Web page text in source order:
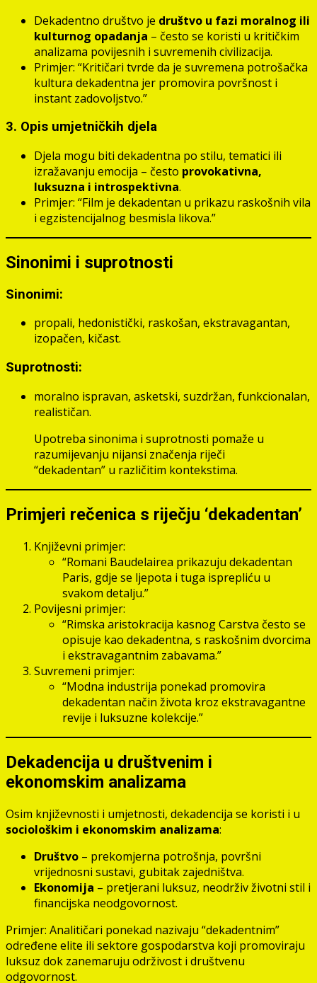
Dekadentno društvo je društvo u fazi moralnog ili
kulturnog opadanja – često se koristi u kritičkim
analizama povijesnih i suvremenih civilizacija.
Primjer: “Kritičari tvrde da je suvremena potrošačka
kultura dekadentna jer promovira površnost i
instant zadovoljstvo.”
3. Opis umjetničkih djela
Djela mogu biti dekadentna po stilu, tematici ili
izražavanju emocija – često provokativna,
luksuzna i introspektivna.
Primjer: “Film je dekadentan u prikazu raskošnih vila
i egzistencijalnog besmisla likova.”
Sinonimi i suprotnosti
Sinonimi:
propali, hedonistički, raskošan, ekstravagantan,
izopačen, kičast.
Suprotnosti:
moralno ispravan, asketski, suzdržan, funkcionalan,
realističan.
Upotreba sinonima i suprotnosti pomaže u
razumijevanju nijansi značenja riječi
“dekadentan” u različitim kontekstima.
Primjeri rečenica s riječju ‘dekadentan’
Književni primjer:
“Romani Baudelairea prikazuju dekadentan
Paris, gdje se ljepota i tuga isprepliću u
svakom detalju.”
Povijesni primjer:
“Rimska aristokracija kasnog Carstva često se
opisuje kao dekadentna, s raskošnim dvorcima
i ekstravagantnim zabavama.”
Suvremeni primjer:
“Modna industrija ponekad promovira
dekadentan način života kroz ekstravagantne
revije i luksuzne kolekcije.”
Dekadencija u društvenim i
ekonomskim analizama
Osim književnosti i umjetnosti, dekadencija se koristi i u
sociološkim i ekonomskim analizama:
Društvo – prekomjerna potrošnja, površni
vrijednosni sustavi, gubitak zajedništva.
Ekonomija – pretjerani luksuz, neodrživ životni stil i
financijska neodgovornost.
Primjer: Analitičari ponekad nazivaju “dekadentnim”
određene elite ili sektore gospodarstva koji promoviraju
luksuz dok zanemaruju održivost i društvenu
odgovornost.